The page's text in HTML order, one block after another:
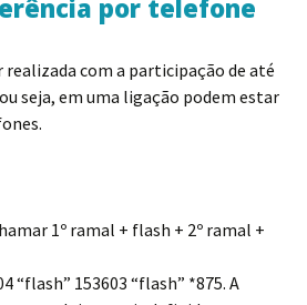
por telefone
realizada com a participação de até
seja, em uma ligação podem estar
1º ramal + flash + 2º ramal +
“flash” 153603 “flash” *875. A